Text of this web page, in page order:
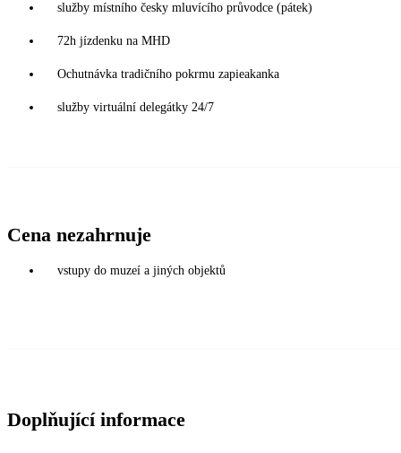
služby místního česky mluvícího průvodce (pátek)
72h jízdenku na MHD
Ochutnávka tradičního pokrmu zapieakanka
služby virtuální delegátky 24/7
Cena nezahrnuje
vstupy do muzeí a jiných objektů
Doplňující informace